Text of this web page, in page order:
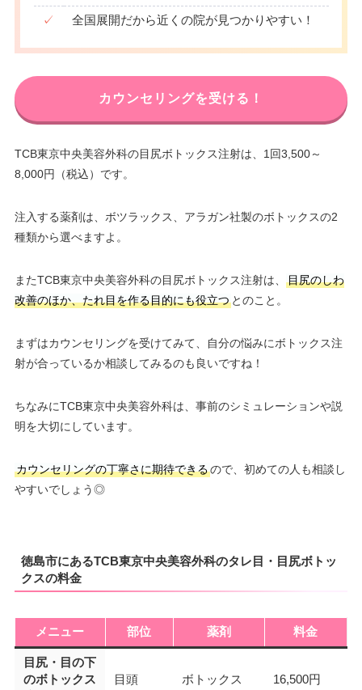
✓ 全国展開だから近くの院が見つかりやすい！
カウンセリングを受ける！
TCB東京中央美容外科の目尻ボトックス注射は、1回3,500～
8,000円（税込）です。
注入する薬剤は、ボツラックス、アラガン社製のボトックスの2
種類から選べますよ。
またTCB東京中央美容外科の目尻ボトックス注射は、
目尻のしわ
改善のほか、たれ目を作る目的にも役立つとのこと。
まずはカウンセリングを受けてみて、自分の悩みにボトックス注
射が合っているか相談してみるのも良いですね！
ちなみにTCB東京中央美容外科は、事前のシミュレーションや説
明を大切にしています。
カウンセリングの丁寧さに期待できるので、初めての人も相談し
やすいでしょう◎
徳島市にあるTCB東京中央美容外科のタレ目・目尻ボトッ
クスの料金
メニュー 部位 薬剤 料金
目尻・目の下
のボトックス
目頭 ボトックス 16,500円